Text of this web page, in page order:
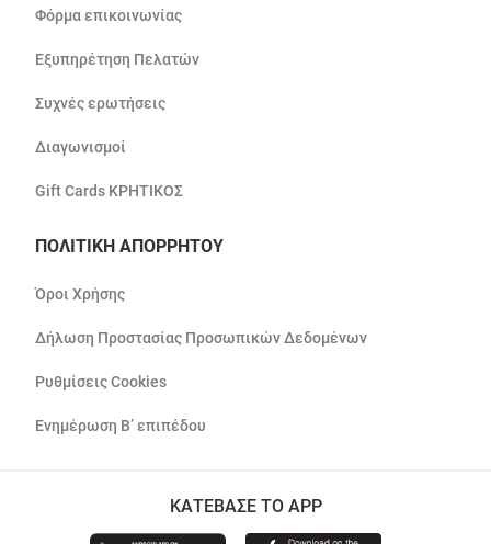
Φόρμα επικοινωνίας
Εξυπηρέτηση Πελατών
Συχνές ερωτήσεις
Διαγωνισμοί
Gift Cards ΚΡΗΤΙΚΟΣ
ΠΟΛΙΤΙΚΗ ΑΠΟΡΡΗΤΟΥ
Όροι Χρήσης
Δήλωση Προστασίας Προσωπικών Δεδομένων
Ρυθμίσεις Cookies
Ενημέρωση Β’ επιπέδου
ΚΑΤΕΒΑΣΕ ΤΟ APP